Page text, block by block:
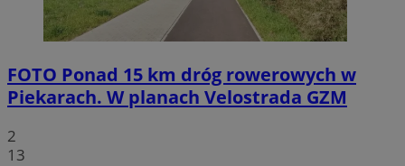
FOTO Ponad 15 km dróg rowerowych w
Piekarach. W planach Velostrada GZM
2
13